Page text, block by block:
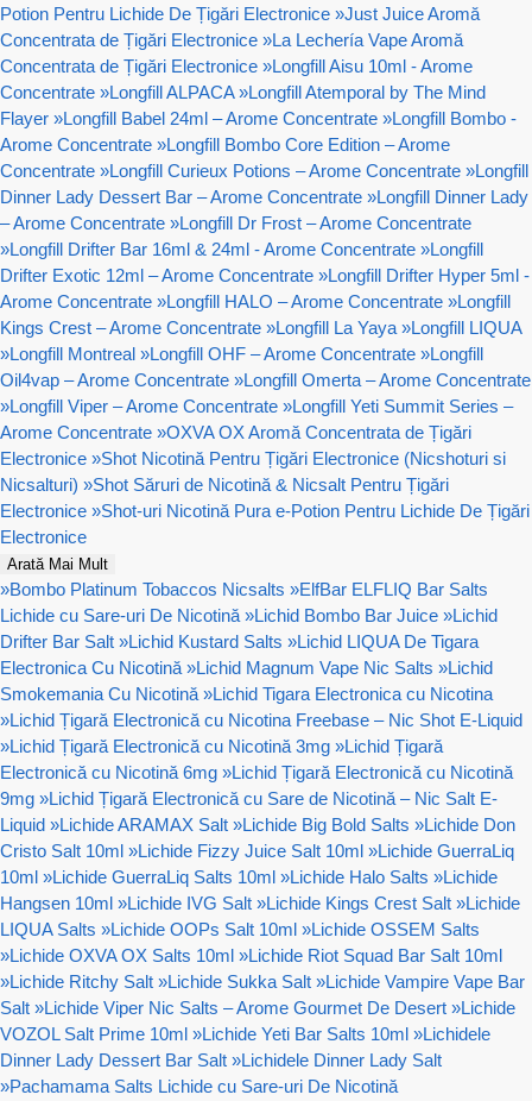
Potion Pentru Lichide De Țigări Electronice »Just Juice Aromă
Concentrata de Țigări Electronice »La Lechería Vape Aromă
Concentrata de Țigări Electronice »Longfill Aisu 10ml - Arome
Concentrate »Longfill ALPACA »Longfill Atemporal by The Mind
Flayer »Longfill Babel 24ml – Arome Concentrate »Longfill Bombo -
Arome Concentrate »Longfill Bombo Core Edition – Arome
Concentrate »Longfill Curieux Potions – Arome Concentrate »Longfill
Dinner Lady Dessert Bar – Arome Concentrate »Longfill Dinner Lady
– Arome Concentrate »Longfill Dr Frost – Arome Concentrate
»Longfill Drifter Bar 16ml & 24ml - Arome Concentrate »Longfill
Drifter Exotic 12ml – Arome Concentrate »Longfill Drifter Hyper 5ml -
Arome Concentrate »Longfill HALO – Arome Concentrate »Longfill
Kings Crest – Arome Concentrate »Longfill La Yaya »Longfill LIQUA
»Longfill Montreal »Longfill OHF – Arome Concentrate »Longfill
Oil4vap – Arome Concentrate »Longfill Omerta – Arome Concentrate
»Longfill Viper – Arome Concentrate »Longfill Yeti Summit Series –
Arome Concentrate »OXVA OX Aromă Concentrata de Țigări
Electronice »Shot Nicotină Pentru Țigări Electronice (Nicshoturi si
Nicsalturi) »Shot Săruri de Nicotină & Nicsalt Pentru Țigări
Electronice »Shot-uri Nicotină Pura e-Potion Pentru Lichide De Țigări
Electronice
Arată Mai Mult
»Bombo Platinum Tobaccos Nicsalts »ElfBar ELFLIQ Bar Salts
Lichide cu Sare-uri De Nicotină »Lichid Bombo Bar Juice »Lichid
Drifter Bar Salt »Lichid Kustard Salts »Lichid LIQUA De Tigara
Electronica Cu Nicotină »Lichid Magnum Vape Nic Salts »Lichid
Smokemania Cu Nicotină »Lichid Tigara Electronica cu Nicotina
»Lichid Țigară Electronică cu Nicotina Freebase – Nic Shot E-Liquid
»Lichid Țigară Electronică cu Nicotină 3mg »Lichid Țigară
Electronică cu Nicotină 6mg »Lichid Țigară Electronică cu Nicotină
9mg »Lichid Țigară Electronică cu Sare de Nicotină – Nic Salt E-
Liquid »Lichide ARAMAX Salt »Lichide Big Bold Salts »Lichide Don
Cristo Salt 10ml »Lichide Fizzy Juice Salt 10ml »Lichide GuerraLiq
10ml »Lichide GuerraLiq Salts 10ml »Lichide Halo Salts »Lichide
Hangsen 10ml »Lichide IVG Salt »Lichide Kings Crest Salt »Lichide
LIQUA Salts »Lichide OOPs Salt 10ml »Lichide OSSEM Salts
»Lichide OXVA OX Salts 10ml »Lichide Riot Squad Bar Salt 10ml
»Lichide Ritchy Salt »Lichide Sukka Salt »Lichide Vampire Vape Bar
Salt »Lichide Viper Nic Salts – Arome Gourmet De Desert »Lichide
VOZOL Salt Prime 10ml »Lichide Yeti Bar Salts 10ml »Lichidele
Dinner Lady Dessert Bar Salt »Lichidele Dinner Lady Salt
»Pachamama Salts Lichide cu Sare-uri De Nicotină